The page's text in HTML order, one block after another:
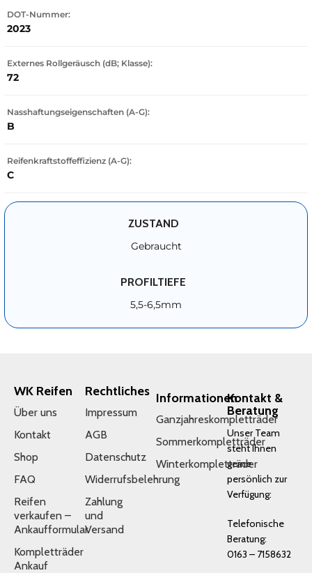
DOT-Nummer:
2023
Externes Rollgeräusch (dB; Klasse):
72
Nasshaftungseigenschaften (A-G):
B
Reifenkraftstoffeffizienz (A-G):
C
ZUSTAND
Gebraucht
PROFILTIEFE
5,5-6,5mm
WK Reifen
Über uns
Kontakt
Shop
FAQ
Reifen
verkaufen –
Ankaufformular
Kompletträder
Ankauf
Rechtliches
Impressum
AGB
Datenschutz
Widerrufsbelehrung
Zahlung
und
Versand
Informationen
Ganzjahreskompletträder
Sommerkompletträder
Winterkompletträder
Kontakt &
Beratung
Unser Team
steht Ihnen
gerne
persönlich zur
Verfügung:
Telefonische
Beratung:
0163 – 7158632